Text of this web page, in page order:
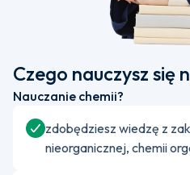
Czego nauczysz się
Nauczanie chemii?
zdobędziesz wiedzę z
nieorganicznej, chemii